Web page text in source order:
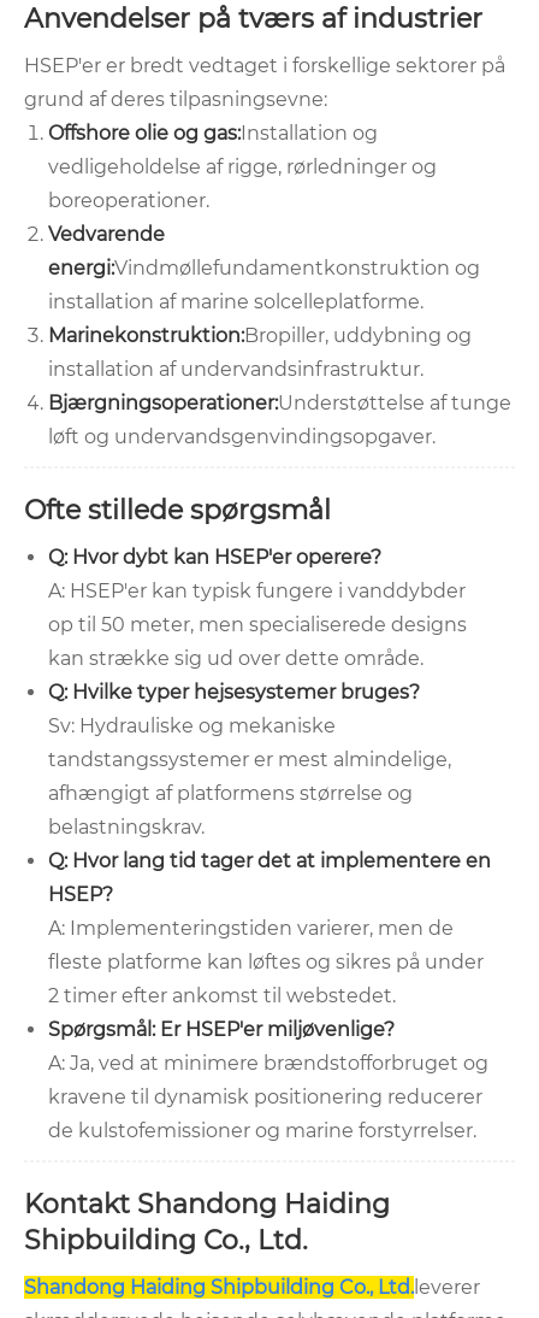
Anvendelser på tværs af industrier
HSEP'er er bredt vedtaget i forskellige sektorer på
grund af deres tilpasningsevne:
Offshore olie og gas:Installation og
vedligeholdelse af rigge, rørledninger og
boreoperationer.
Vedvarende
energi:Vindmøllefundamentkonstruktion og
installation af marine solcelleplatforme.
Marinekonstruktion:Bropiller, uddybning og
installation af undervandsinfrastruktur.
Bjærgningsoperationer:Understøttelse af tunge
løft og undervandsgenvindingsopgaver.
Ofte stillede spørgsmål
Q: Hvor dybt kan HSEP'er operere?
A: HSEP'er kan typisk fungere i vanddybder
op til 50 meter, men specialiserede designs
kan strække sig ud over dette område.
Q: Hvilke typer hejsesystemer bruges?
Sv: Hydrauliske og mekaniske
tandstangssystemer er mest almindelige,
afhængigt af platformens størrelse og
belastningskrav.
Q: Hvor lang tid tager det at implementere en
HSEP?
A: Implementeringstiden varierer, men de
fleste platforme kan løftes og sikres på under
2 timer efter ankomst til webstedet.
Spørgsmål: Er HSEP'er miljøvenlige?
A: Ja, ved at minimere brændstofforbruget og
kravene til dynamisk positionering reducerer
de kulstofemissioner og marine forstyrrelser.
Kontakt Shandong Haiding
Shipbuilding Co., Ltd.
Shandong Haiding Shipbuilding Co., Ltd.leverer